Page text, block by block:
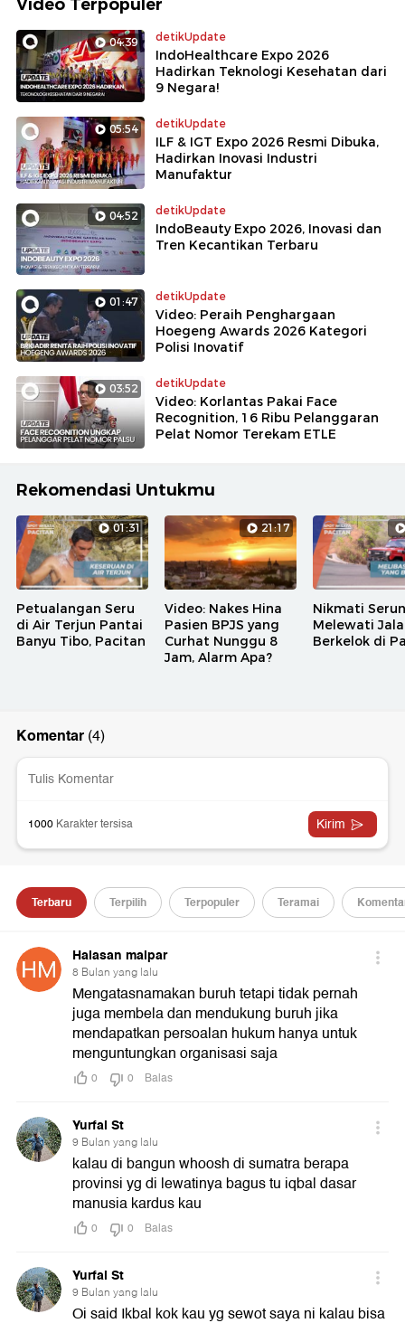
Video Terpopuler
04:39 detikUpdate
IndoHealthcare Expo 2026
Hadirkan Teknologi Kesehatan dari
9 Negara!
05:54 detikUpdate
ILF & IGT Expo 2026 Resmi Dibuka,
Hadirkan Inovasi Industri
Manufaktur
04:52 detikUpdate
IndoBeauty Expo 2026, Inovasi dan
Tren Kecantikan Terbaru
01:47 detikUpdate
Video: Peraih Penghargaan
Hoegeng Awards 2026 Kategori
Polisi Inovatif
03:52 detikUpdate
Video: Korlantas Pakai Face
Recognition, 16 Ribu Pelanggaran
Pelat Nomor Terekam ETLE
Rekomendasi Untukmu
01:31
Petualangan Seru
di Air Terjun Pantai
Banyu Tibo, Pacitan
21:17
Video: Nakes Hina
Pasien BPJS yang
Curhat Nunggu 8
Jam, Alarm Apa?
Nikmati
Melewati
Berkelok di